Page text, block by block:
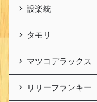
設楽統
タモリ
マツコデラックス
リリーフランキー